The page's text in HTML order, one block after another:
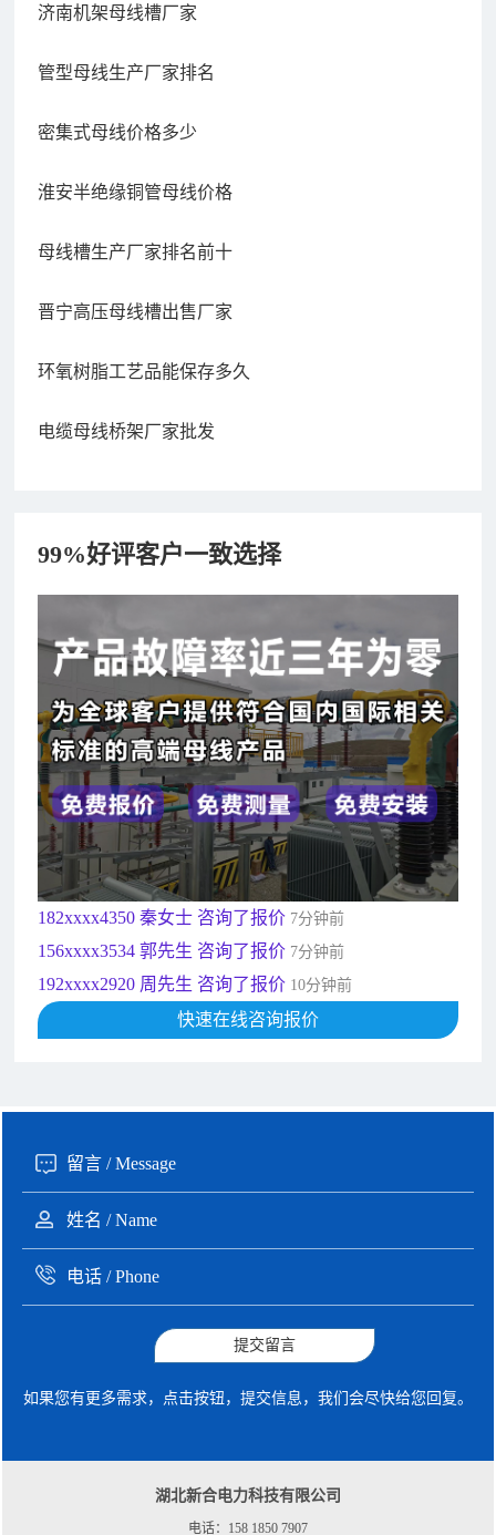
济南机架母线槽厂家
管型母线生产厂家排名
密集式母线价格多少
淮安半绝缘铜管母线价格
母线槽生产厂家排名前十
晋宁高压母线槽出售厂家
环氧树脂工艺品能保存多久
电缆母线桥架厂家批发
99%好评客户一致选择
182xxxx4350 秦女士 咨询了报价 7分钟前
156xxxx3534 郭先生 咨询了报价7分钟前
192xxxx2920 周先生 咨询了报价10分钟前
189xxxx6562 王先生 咨询了报价1秒前
190xxxx3508 徐女士 咨询了报价5秒前
135xxxx6654 张先生 咨询了报价
181xxxx7531 苟先生 咨询了报价5分钟前
182xxxx4350 秦女士 咨询了报价 7分钟前
156xxxx3534 郭先生 咨询了报价 7分钟前
192xxxx2920 周先生 咨询了报价 10分钟前
189xxxx6562 王先生 咨询了报价1秒前
快速在线咨询报价
提交留言
如果您有更多需求，点击按钮，提交信息，我们会尽快给您回复。
湖北新合电力科技有限公司
电话：158 1850 7907